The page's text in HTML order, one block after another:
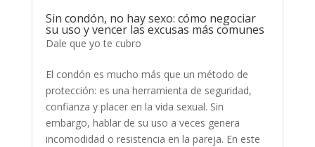
Sin condón, no hay sexo: cómo negociar
su uso y vencer las excusas más comunes
Dale que yo te cubro
El condón es mucho más que un método de
protección: es una herramienta de seguridad,
confianza y placer en la vida sexual. Sin
embargo, hablar de su uso a veces genera
incomodidad o resistencia en la pareja. En este